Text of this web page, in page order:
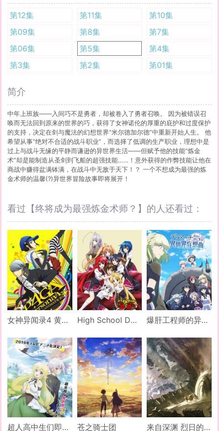
第12集 第11集
第10集
第09集
第8集
第7集
第06集
第5集
第4集
第3集
第2集 第01集
简介
中年上班族——入间巧不是勇者，却被卷入了勇者召唤。 因为被错误召
唤而无法回到原来的世界的巧，获得了女神诺伦的厚重的庇护和过度保护
的支持，决定在剑与魔法的幻想世界“米尔德加尔德”中重新开始人生。 他
希望从事“绝对不合适的战斗职业”，而选择了低调的生产职业，理想中是
过上与战斗无缘的平静而谦逊的异世界生活——但赋予他的技能“炼金
术”却是能制造从圣剑到飞船的超强技能……！意外获得的作弊技能让他在
商战中赚得盆满钵满，在战斗中无敌于天下！？ 一个不想成为最强的炼
金术师的温馨(?)异世界冒险故事即将展开！
看过【终将成为最强炼金术师？】的人还看过：
女神异闻录4 黄金版 High School D×D 第三季 爆肝工程师的异世界狂想曲
超人高中生们即便在异世界也能从容生存！ 苍之骑士团 来自深渊 烈日的黄金乡